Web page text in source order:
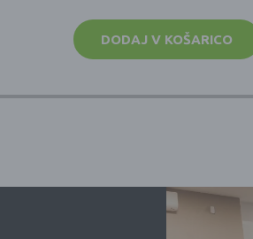
DODAJ V KOŠARICO